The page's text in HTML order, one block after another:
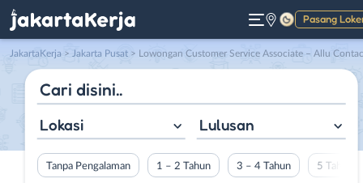
Pasang
Gelap
JakartaKerja > Jakarta Pusat > Lowongan Customer Service Associate – Allu Contact Response di PT. Mastro Luxe Indonesia
Lokasi Lulusan
Tanpa Pengalaman 1 – 2 Tahun 3 – 4 Tahun 5 Tahun